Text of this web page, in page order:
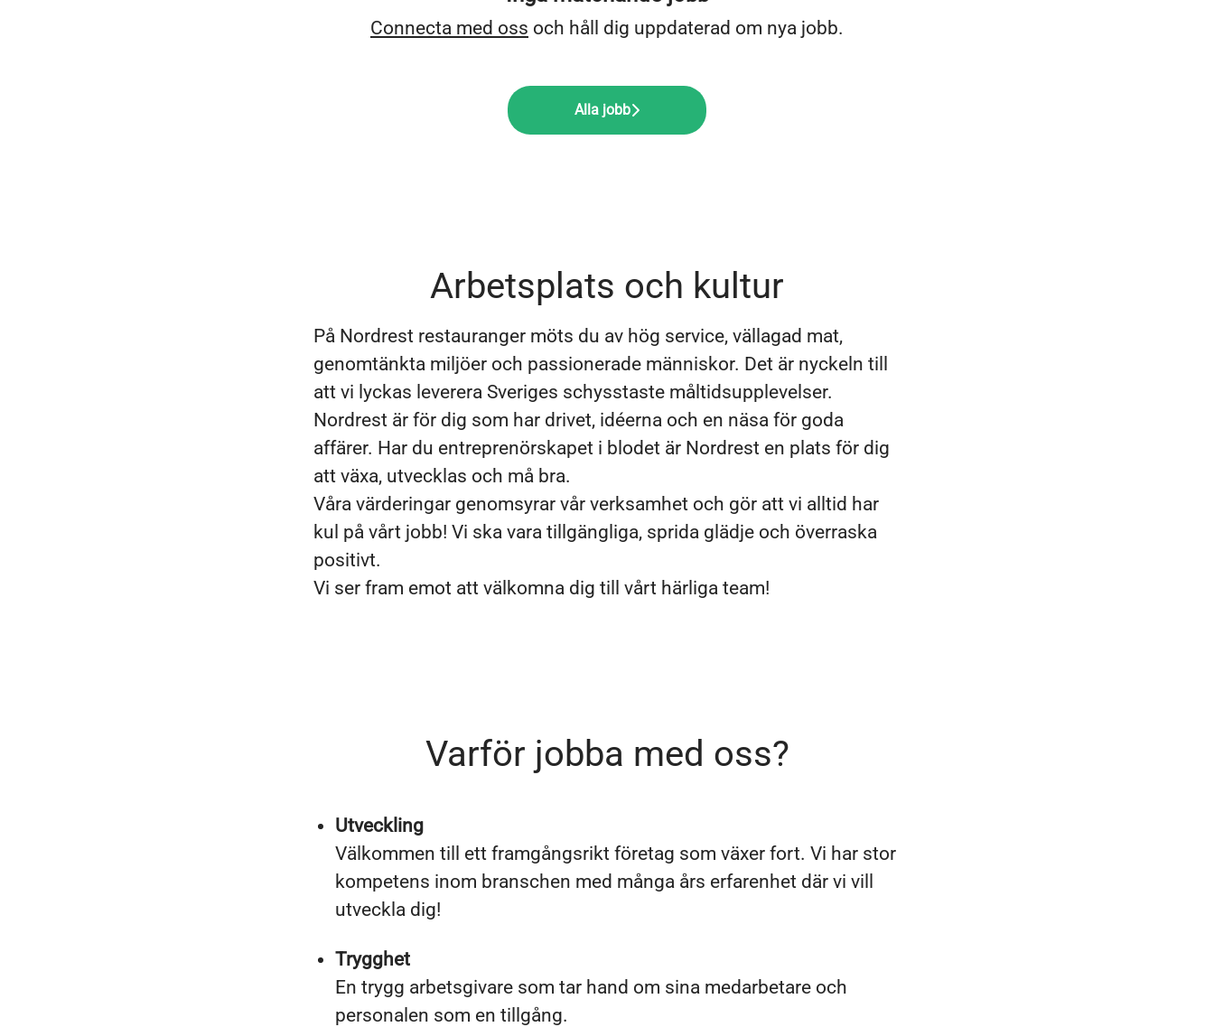
Connecta med oss och håll dig uppdaterad om nya jobb.
Alla jobb
Arbetsplats och kultur
På Nordrest restauranger möts du av hög service, vällagad mat,
genomtänkta miljöer och passionerade människor. Det är nyckeln till
att vi lyckas leverera Sveriges schysstaste måltidsupplevelser.
Nordrest är för dig som har drivet, idéerna och en näsa för goda
affärer. Har du entreprenörskapet i blodet är Nordrest en plats för dig
att växa, utvecklas och må bra.
Våra värderingar genomsyrar vår verksamhet och gör att vi alltid har
kul på vårt jobb! Vi ska vara tillgängliga, sprida glädje och överraska
positivt.
Vi ser fram emot att välkomna dig till vårt härliga team!
Varför jobba med oss?
Utveckling
Välkommen till ett framgångsrikt företag som växer fort. Vi har stor
kompetens inom branschen med många års erfarenhet där vi vill
utveckla dig!
Trygghet
En trygg arbetsgivare som tar hand om sina medarbetare och
personalen som en tillgång.